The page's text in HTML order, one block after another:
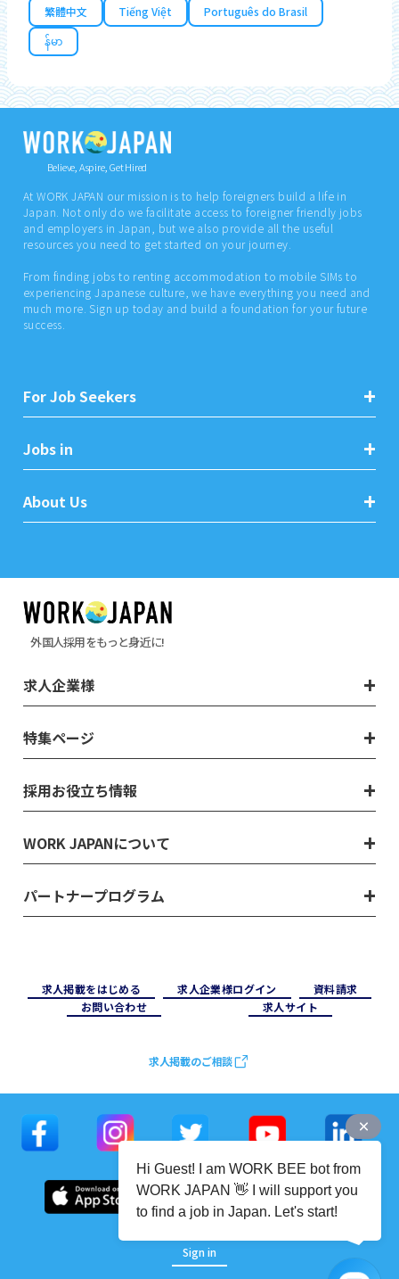
繁體中文
Tiếng Việt
Português do Brasil
န်မာ
Believe, Aspire, Get Hired
At WORK JAPAN our mission is to help foreigners build a life in
Japan. Not only do we facilitate access to foreigner friendly jobs
and employers in Japan, but we also provide all the useful
resources you need to get started on your journey.
From finding jobs to renting accommodation to mobile SIMs to
experiencing Japanese culture, we have everything you need and
much more. Sign up today and build a foundation for your future
success.
For Job Seekers
Jobs in
About Us
外国人採用をもっと身近に!
求人企業様
特集ページ
採用お役立ち情報
WORK JAPANについて
パートナープログラム
求⼈掲載をはじめる 求⼈企業様ログイン
資料請求
お問い合わせ
求⼈サイト
求人掲載のご相談
Sign in
Hi Guest! I am WORK BEE bot from
WORK JAPAN 👋 I will support you
to find a job in Japan. Let's start!